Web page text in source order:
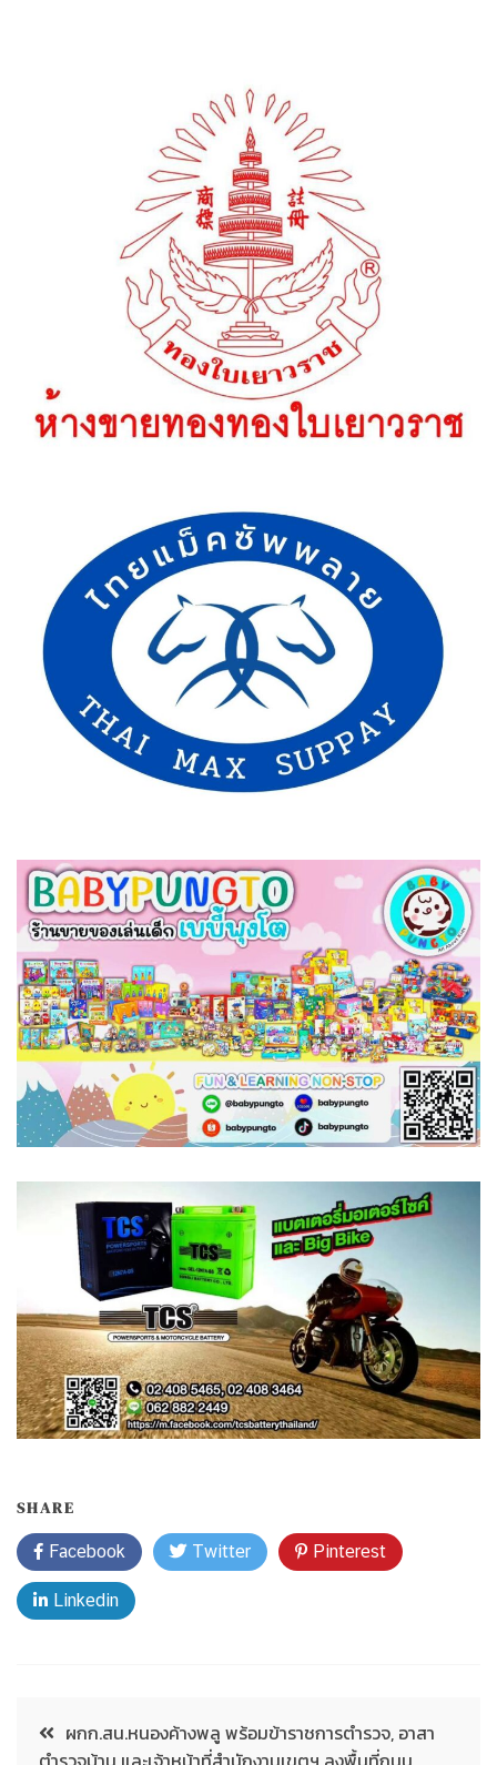
SHARE
Facebook Twitter Pinterest
Linkedin
ผกก.สน.หนองค้างพลู พร้อมข้าราชการตำรวจ, อาสา